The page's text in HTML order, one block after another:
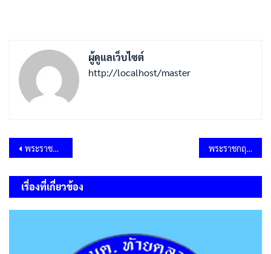
ผู้ดูแลเว็บไซต์
http://localhost/master
แนะแนว
เรื่อง
พระราชบัญญัติภาษีที่ดินและสิ่งปลูกสร้าง พ.ศ.2562 พระราชกฤษฎีกาเงินสวัสดิการเกี่ยวกับการศึกษาของบุตร พ.ศ.2562
เรื่องที่เกี่ยวข้อง